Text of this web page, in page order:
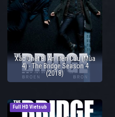
Xác Chết Bí Ẩn Trên Cầu (Mùa
4) - The Bridge Season 4
(2018)
Full HD Vietsub